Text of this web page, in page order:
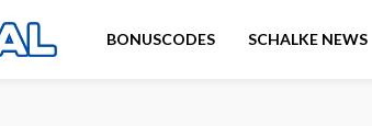
BONUSCODES SCHALKE NEWS